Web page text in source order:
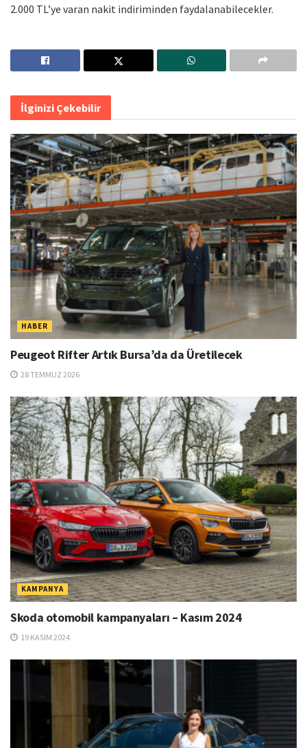
2.000 TL’ye varan nakit indiriminden faydalanabilecekler.
İlginizi Çekebilir
HABER
Peugeot Rifter Artık Bursa’da da Üretilecek
28 TEMMUZ 2026
KAMPANYA
Skoda otomobil kampanyaları – Kasım 2024
19 KASIM 2024